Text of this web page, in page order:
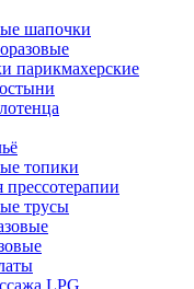
шапочки
парикмахерские
топики
трусы
LPG